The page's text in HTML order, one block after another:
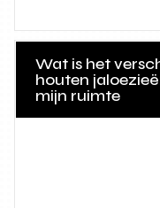
Wat is het
houten
mijn ruimte